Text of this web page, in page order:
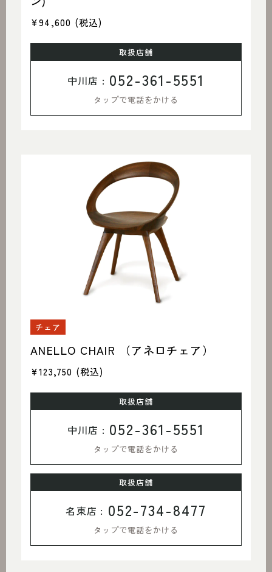
¥94,600 (税込)
取扱店舗
中川店 : 052-361-5551
タップで電話をかける
チェア
ANELLO CHAIR （アネロチェア）
¥123,750 (税込)
取扱店舗
中川店 : 052-361-5551
タップで電話をかける
取扱店舗
名東店 : 052-734-8477
タップで電話をかける